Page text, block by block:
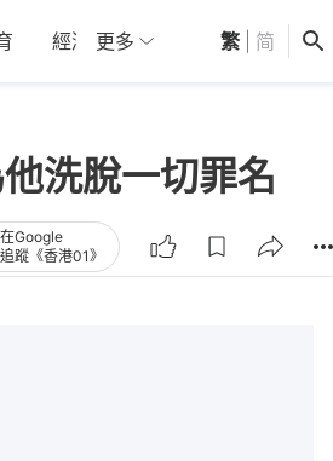
經濟 01深圳 觀點 健康
更多 繁 简
洗脫一切罪名
在Google
追蹤《香港01》